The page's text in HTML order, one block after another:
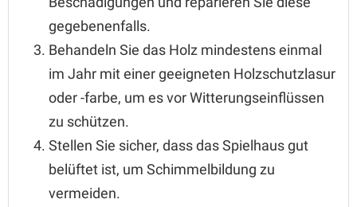
gegebenenfalls.
Behandeln Sie das Holz mindestens einmal
im Jahr mit einer geeigneten Holzschutzlasur
oder -farbe, um es vor Witterungseinflüssen
zu schützen.
Stellen Sie sicher, dass das Spielhaus gut
belüftet ist, um Schimmelbildung zu
vermeiden.